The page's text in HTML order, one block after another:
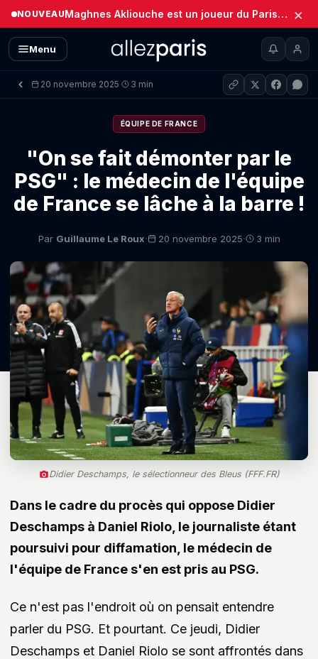
NOUVEAU Maghnes Akliouche est un joueur du Paris Saint-Germain (Officiel) ×
Menu
20 novembre 2025· 3 min
ÉQUIPE DE FRANCE
"On se fait démonter par le
PSG" : le médecin de l'équipe
de France se lâche à la barre !
Par Guillaume Le Roux· 20 novembre 2025· 3 min
Didier Deschamps, le sélectionneur des Bleus (FFF.FR)
Dans le cadre du procès qui oppose Didier
Deschamps à Daniel Riolo, le journaliste étant
poursuivi pour diffamation, le médecin de
l'équipe de France s'en est pris au PSG.
Ce n'est pas l'endroit où on pensait entendre
parler du PSG. Et pourtant. Ce jeudi, Didier
Deschamps et Daniel Riolo se sont affrontés dans